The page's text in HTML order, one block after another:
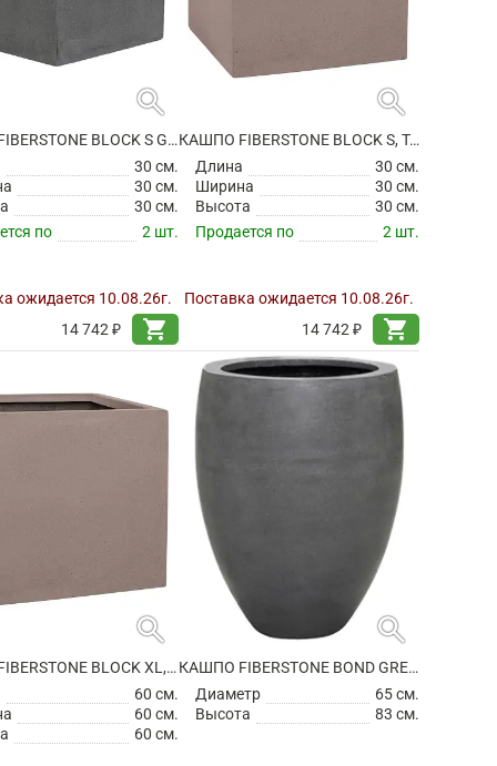
search
КАШПО FIBERSTONE BLOCK S GREY
30 см.
30 см.
30 см.
по
2 шт.
ожидается 10.08.26г.
14 742 ₽
shopping_cart
search
КАШПО FIBERSTONE BLOCK S, TAUPE
Длина
30 см.
Ширина
30 см.
Высота
30 см.
Продается по
2 шт.
Поставка ожидается 10.08.26г.
14 742 ₽
shopping_cart
search
КАШПО FIBERSTONE BLOCK XL, TAUPE
60 см.
60 см.
60 см.
search
КАШПО FIBERSTONE BOND GREY L
Диаметр
65 см.
Высота
83 см.